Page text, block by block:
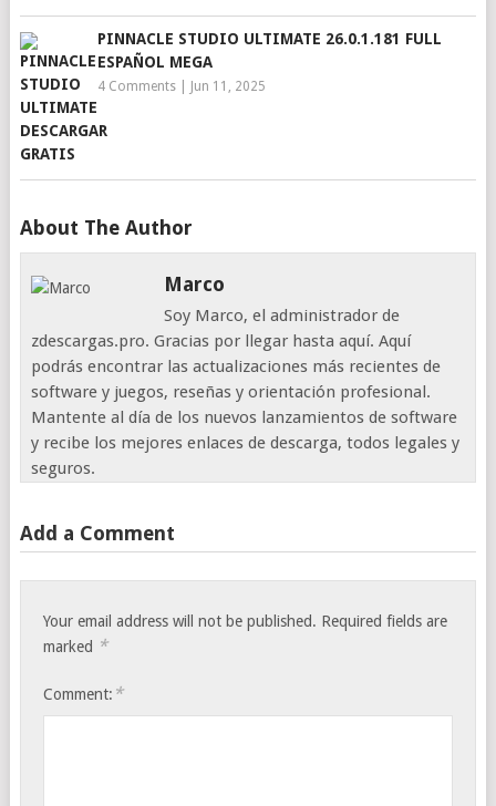
PINNACLE STUDIO ULTIMATE 26.0.1.181 FULL
ESPAÑOL MEGA
4 Comments| Jun 11, 2025
About The Author
Marco
Soy Marco, el administrador de
zdescargas.pro. Gracias por llegar hasta aquí. Aquí
podrás encontrar las actualizaciones más recientes de
software y juegos, reseñas y orientación profesional.
Mantente al día de los nuevos lanzamientos de software
y recibe los mejores enlaces de descarga, todos legales y
seguros.
Add a Comment
Your email address will not be published. Required fields are
marked *
Comment: *